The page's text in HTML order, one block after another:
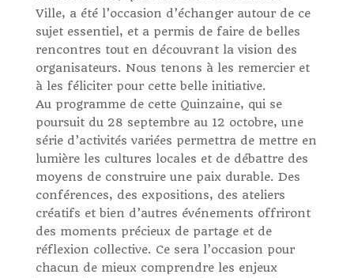
Ville, a été l’occasion d’échanger autour de ce
sujet essentiel, et a permis de faire de belles
rencontres tout en découvrant la vision des
organisateurs. Nous tenons à les remercier et
à les féliciter pour cette belle initiative.
Au programme de cette Quinzaine, qui se
poursuit du 28 septembre au 12 octobre, une
série d’activités variées permettra de mettre en
lumière les cultures locales et de débattre des
moyens de construire une paix durable. Des
conférences, des expositions, des ateliers
créatifs et bien d’autres événements offriront
des moments précieux de partage et de
réflexion collective. Ce sera l’occasion pour
chacun de mieux comprendre les enjeux